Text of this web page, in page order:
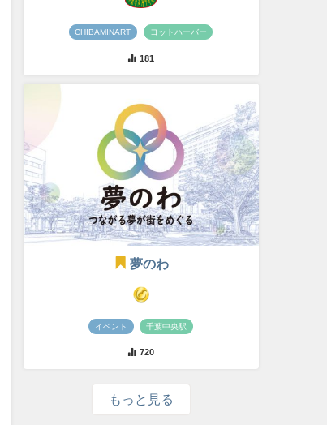
CHIBAMINART ヨットハーバー
181
夢のわ
イベント 千葉中央駅
720
もっと見る